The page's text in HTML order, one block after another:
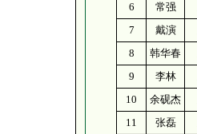
6
常强
7
戴演
8
韩华春
9
李林
10
余砚杰
11
张磊